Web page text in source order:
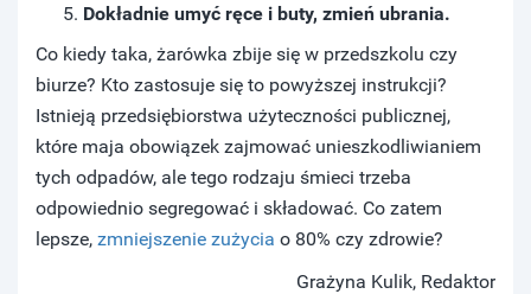
Dokładnie umyć ręce i buty, zmień ubrania.
Co kiedy taka, żarówka zbije się w przedszkolu czy
biurze? Kto zastosuje się to powyższej instrukcji?
Istnieją przedsiębiorstwa użyteczności publicznej,
które maja obowiązek zajmować unieszkodliwianiem
tych odpadów, ale tego rodzaju śmieci trzeba
odpowiednio segregować i składować. Co zatem
lepsze, zmniejszenie zużycia o 80% czy zdrowie?
Grażyna Kulik, Redaktor